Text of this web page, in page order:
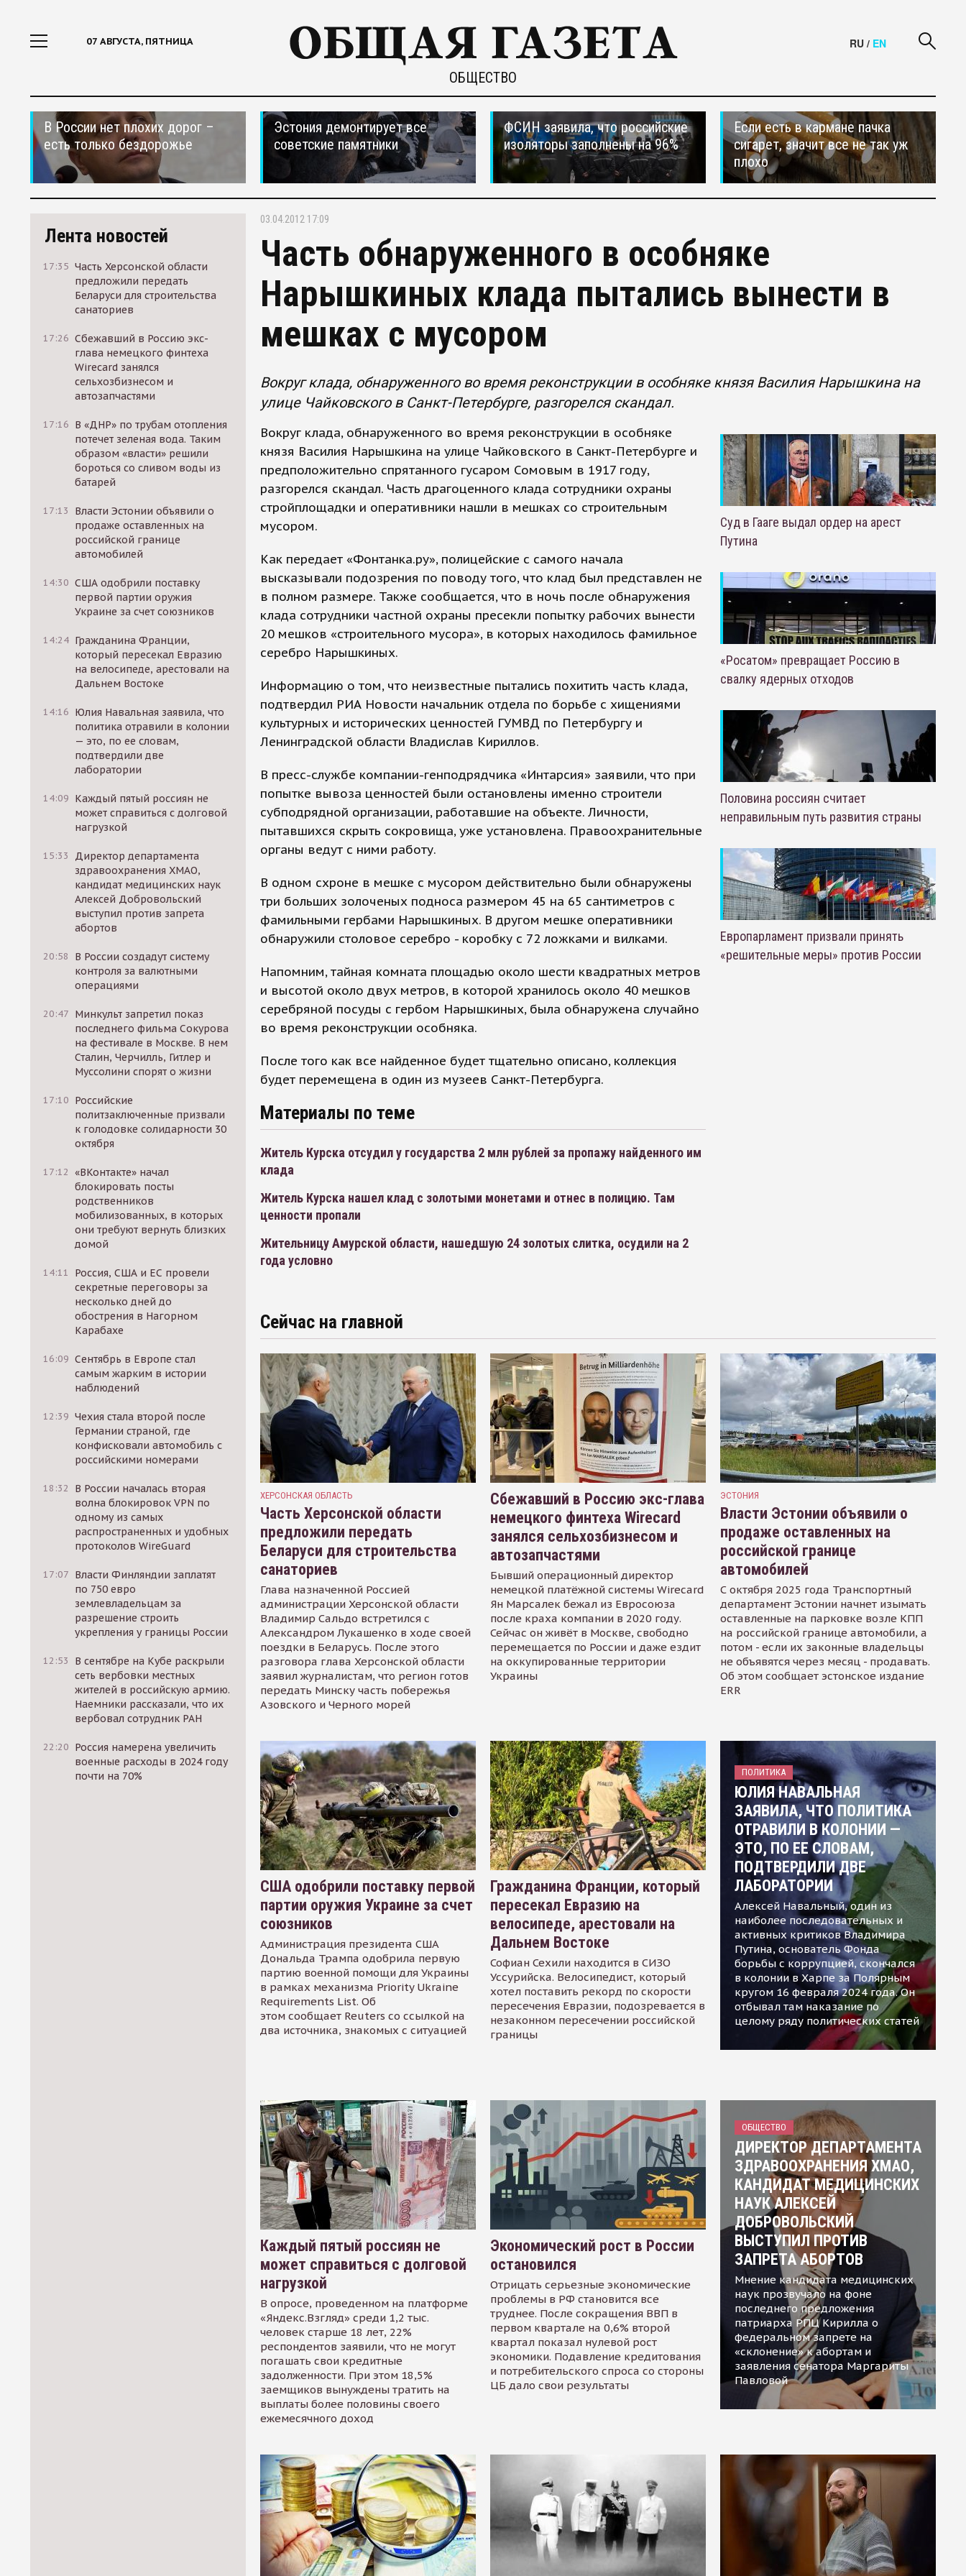
07 АВГУСТА, ПЯТНИЦА
ОБЩЕСТВО
RU / EN
В России нет плохих дорог –
есть только бездорожье
Эстония демонтирует все
советские памятники
ФСИН заявила, что российские
изоляторы заполнены на 96%
Если есть в кармане пачка
сигарет, значит все не так уж
плохо
Лента новостей
17:35 Часть Херсонской области
предложили передать
Беларуси для строительства
санаториев
17:26 Сбежавший в Россию экс-
глава немецкого финтеха
Wirecard занялся
сельхозбизнесом и
автозапчастями
17:16 В «ДНР» по трубам отопления
потечет зеленая вода. Таким
образом «власти» решили
бороться со сливом воды из
батарей
17:13
Власти Эстонии объявили о
продаже оставленных на
российской границе
автомобилей
14:30 США одобрили поставку
первой партии оружия
Украине за счет союзников
14:24 Гражданина Франции,
который пересекал Евразию
на велосипеде, арестовали на
Дальнем Востоке
14:16 Юлия Навальная заявила, что
политика отравили в колонии
— это, по ее словам,
подтвердили две
лаборатории
14:09 Каждый пятый россиян не
может справиться с долговой
нагрузкой
15:33
Директор департамента
здравоохранения ХМАО,
кандидат медицинских наук
Алексей Добровольский
выступил против запрета
абортов
20:58
В России создадут систему
контроля за валютными
операциями
20:47 Минкульт запретил показ
последнего фильма Сокурова
на фестивале в Москве. В нем
Сталин, Черчилль, Гитлер и
Муссолини спорят о жизни
17:10 Российские
политзаключенные призвали
к голодовке солидарности 30
октября
17:12 «ВКонтакте» начал
блокировать посты
родственников
мобилизованных, в которых
они требуют вернуть близких
домой
14:11
Россия, США и ЕС провели
секретные переговоры за
несколько дней до
обострения в Нагорном
Карабахе
16:09 Сентябрь в Европе стал
самым жарким в истории
наблюдений
12:39 Чехия стала второй после
Германии страной, где
конфисковали автомобиль с
российскими номерами
18:32
В России началась вторая
волна блокировок VPN по
одному из самых
распространенных и удобных
протоколов WireGuard
17:07 Власти Финляндии заплатят
по 750 евро
землевладельцам за
разрешение строить
укрепления у границы России
12:53
В сентябре на Кубе раскрыли
сеть вербовки местных
жителей в российскую армию.
Наемники рассказали, что их
вербовал сотрудник РАН
22:20 Россия намерена увеличить
военные расходы в 2024 году
почти на 70%
03.04.2012 17:09
Часть обнаруженного в особняке
Нарышкиных клада пытались вынести в
мешках с мусором
Вокруг клада, обнаруженного во время реконструкции в особняке князя Василия Нарышкина на
улице Чайковского в Санкт-Петербурге, разгорелся скандал.
Вокруг клада, обнаруженного во время реконструкции в особняке
князя Василия Нарышкина на улице Чайковского в Санкт-Петербурге и
предположительно спрятанного гусаром Сомовым в 1917 году,
разгорелся скандал. Часть драгоценного клада сотрудники охраны
стройплощадки и оперативники нашли в мешках со строительным
мусором.
Как передает «Фонтанка.ру», полицейские с самого начала
высказывали подозрения по поводу того, что клад был представлен не
в полном размере. Также сообщается, что в ночь после обнаружения
клада сотрудники частной охраны пресекли попытку рабочих вынести
20 мешков «строительного мусора», в которых находилось фамильное
серебро Нарышкиных.
Информацию о том, что неизвестные пытались похитить часть клада,
подтвердил РИА Новости начальник отдела по борьбе с хищениями
культурных и исторических ценностей ГУМВД по Петербургу и
Ленинградской области Владислав Кириллов.
В пресс-службе компании-генподрядчика «Интарсия» заявили, что при
попытке вывоза ценностей были остановлены именно строители
субподрядной организации, работавшие на объекте. Личности,
пытавшихся скрыть сокровища, уже установлена. Правоохранительные
органы ведут с ними работу.
В одном схроне в мешке с мусором действительно были обнаружены
три больших золоченых подноса размером 45 на 65 сантиметров с
фамильными гербами Нарышкиных. В другом мешке оперативники
обнаружили столовое серебро - коробку с 72 ложками и вилками.
Напомним, тайная комната площадью около шести квадратных метров
и высотой около двух метров, в которой хранилось около 40 мешков
серебряной посуды с гербом Нарышкиных, была обнаружена случайно
во время реконструкции особняка.
После того как все найденное будет тщательно описано, коллекция
будет перемещена в один из музеев Санкт-Петербурга.
Материалы по теме
Житель Курска отсудил у государства 2 млн рублей за пропажу найденного им
клада
Житель Курска нашел клад с золотыми монетами и отнес в полицию. Там
ценности пропали
Жительницу Амурской области, нашедшую 24 золотых слитка, осудили на 2
года условно
Суд в Гааге выдал ордер на арест
Путина
«Росатом» превращает Россию в
свалку ядерных отходов
Половина россиян считает
неправильным путь развития страны
Европарламент призвали принять
«решительные меры» против России
Сейчас на главной
ХЕРСОНСКАЯ ОБЛАСТЬ
Часть Херсонской области
предложили передать
Беларуси для строительства
санаториев
Глава назначенной Россией
администрации Херсонской области
Владимир Сальдо встретился с
Александром Лукашенко в ходе своей
поездки в Беларусь. После этого
разговора глава Херсонской области
заявил журналистам, что регион готов
передать Минску часть побережья
Азовского и Черного морей
Сбежавший в Россию экс-глава
немецкого финтеха Wirecard
занялся сельхозбизнесом и
автозапчастями
Бывший операционный директор
немецкой платёжной системы Wirecard
Ян Марсалек бежал из Евросоюза
после краха компании в 2020 году.
Сейчас он живёт в Москве, свободно
перемещается по России и даже ездит
на оккупированные территории
Украины
ЭСТОНИЯ
Власти Эстонии объявили о
продаже оставленных на
российской границе
автомобилей
С октября 2025 года Транспортный
департамент Эстонии начнет изымать
оставленные на парковке возле КПП
на российской границе автомобили, а
потом - если их законные владельцы
не объявятся через месяц - продавать.
Об этом сообщает эстонское издание
ERR
США одобрили поставку первой
партии оружия Украине за счет
союзников
Администрация президента США
Дональда Трампа одобрила первую
партию военной помощи для Украины
в рамках механизма Priority Ukraine
Requirements List. Об
этом сообщает Reuters со ссылкой на
два источника, знакомых с ситуацией
Гражданина Франции, который
пересекал Евразию на
велосипеде, арестовали на
Дальнем Востоке
Софиан Сехили находится в СИЗО
Уссурийска. Велосипедист, который
хотел поставить рекорд по скорости
пересечения Евразии, подозревается в
незаконном пересечении российской
границы
ПОЛИТИКА
ЮЛИЯ НАВАЛЬНАЯ
ЗАЯВИЛА, ЧТО ПОЛИТИКА
ОТРАВИЛИ В КОЛОНИИ —
ЭТО, ПО ЕЕ СЛОВАМ,
ПОДТВЕРДИЛИ ДВЕ
ЛАБОРАТОРИИ
Алексей Навальный, один из
наиболее последовательных и
активных критиков Владимира
Путина, основатель Фонда
борьбы с коррупцией, скончался
в колонии в Харпе за Полярным
кругом 16 февраля 2024 года. Он
отбывал там наказание по
целому ряду политических статей
Каждый пятый россиян не
может справиться с долговой
нагрузкой
В опросе, проведенном на платформе
«Яндекс.Взгляд» среди 1,2 тыс.
человек старше 18 лет, 22%
респондентов заявили, что не могут
погашать свои кредитные
задолженности. При этом 18,5%
заемщиков вынуждены тратить на
выплаты более половины своего
ежемесячного доход
Экономический рост в России
остановился
Отрицать серьезные экономические
проблемы в РФ становится все
труднее. После сокращения ВВП в
первом квартале на 0,6% второй
квартал показал нулевой рост
экономики. Подавление кредитования
и потребительского спроса со стороны
ЦБ дало свои результаты
ОБЩЕСТВО
ДИРЕКТОР ДЕПАРТАМЕНТА
ЗДРАВООХРАНЕНИЯ ХМАО,
КАНДИДАТ МЕДИЦИНСКИХ
НАУК АЛЕКСЕЙ
ДОБРОВОЛЬСКИЙ
ВЫСТУПИЛ ПРОТИВ
ЗАПРЕТА АБОРТОВ
Мнение кандидата медицинских
наук прозвучало на фоне
последнего предложения
патриарха РПЦ Кирилла о
федеральном запрете на
«склонение» к абортам и
заявления сенатора Маргариты
Павловой